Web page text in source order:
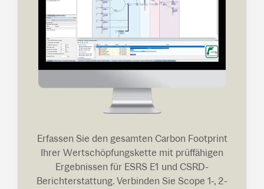
Erfassen Sie den gesamten Carbon Footprint
Ihrer Wertschöpfungskette mit prüffähigen
Ergebnissen für ESRS E1 und CSRD-
Berichterstattung. Verbinden Sie Scope 1-, 2-